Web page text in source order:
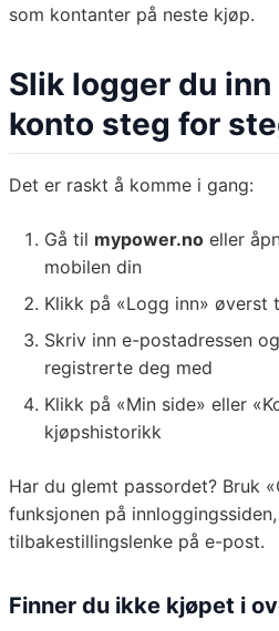
som kontanter på neste kjøp.
Slik logger du
konto steg for
Det er raskt å komme i gang:
Gå til mypower.no eller
mobilen din
Klikk på «Logg inn» øverst
Skriv inn e-postadressen
registrerte deg med
Klikk på «Min side» eller
kjøpshistorikk
Har du glemt passordet? Bruk
funksjonen på
tilbakestillingslenke på e-post.
Finner du ikke kjøpet i